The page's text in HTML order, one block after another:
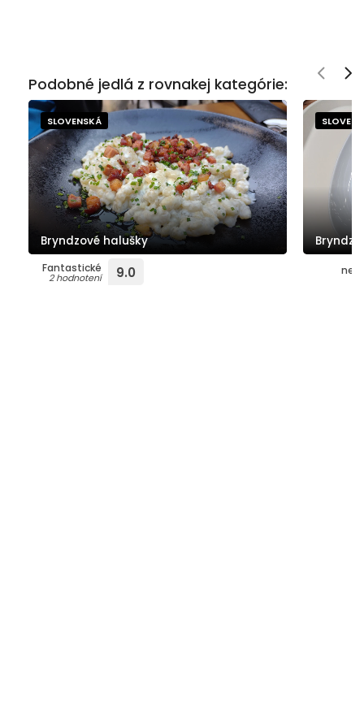
Podobné jedlá z rovnakej kategórie:
SLOVENSKÁ
Bryndzové halušky
Fantastické
2 hodnotení 9.0